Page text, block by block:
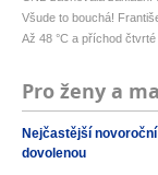
Všude to bouchá!
Až 48 °C a příchod čtvrté
Pro ženy a
Nejčastější
dovolenou